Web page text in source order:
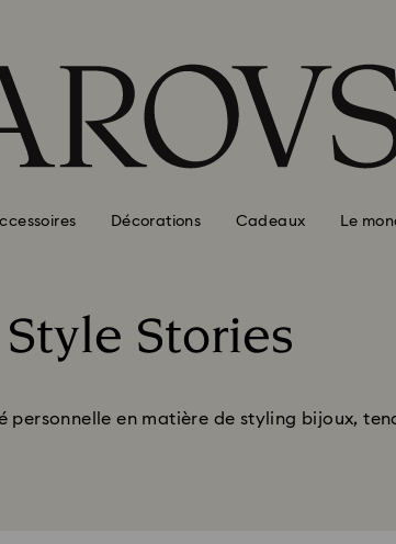
Décorations Cadeaux Le
Style Stories
personnelle en matière de styling bijoux,